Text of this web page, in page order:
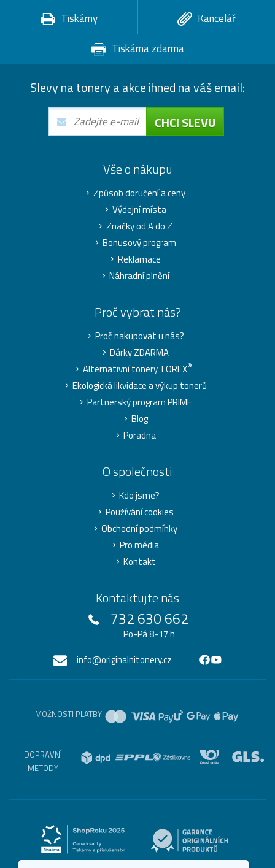
Tiskárny
Kancelář
Tiskárna zdarma
Slevy na tonery a akce ihned na váš email:
CHCI SLEVU
Vše o nákupu
Způsob doručení a ceny
Výdejní místa
Značky od A do Z
Bonusový program
Reklamace
Náhradní plnění
Proč vybrat nás?
Proč nakupovat u nás?
Dárky ZDARMA
Alternativní tonery TOREX®
Ekologická likvidace a výkup tonerů
Partnerský program PRIME
Blog
Poradna
O společnosti
Kdo jsme?
Používání cookies
Obchodní podmínky
Pro média
Kontakt
Kontaktujte nás
732 630 662
Po-Pá 8-17 h
info@originalnitonery.cz
MOŽNOSTI PLATBY
DOPRAVNÍ
METODY